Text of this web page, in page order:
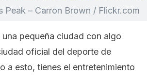
Peak – Carron Brown / Flickr.com
pequeña ciudad con algo
oficial del deporte de
a esto, tienes el entretenimiento